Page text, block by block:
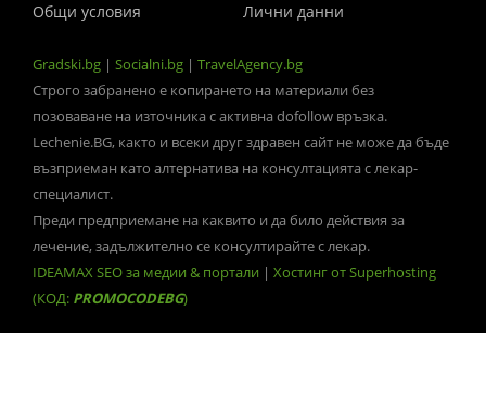
Общи условия
Лични данни
Gradski.bg | Socialni.bg | TravelAgency.bg
Строго забранено е копирането на материали без
позоваване на източника с активна dofollow връзка.
Lechenie.BG, както и всеки друг здравен сайт не може да бъде
възприеман като алтернатива на консултацията с лекар-
специалист.
Преди предприемане на каквито и да било действия за
лечение, задължително се консултирайте с лекар.
IDEAMAX SEO за медии & портали | Хостинг от Superhosting
(КОД: PROMOCODEBG)